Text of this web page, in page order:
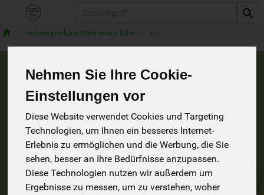
Nehmen Sie Ihre Cookie-
Einstellungen vor
Diese Website verwendet Cookies und Targeting
Technologien, um Ihnen ein besseres Internet-
Erlebnis zu ermöglichen und die Werbung, die Sie
sehen, besser an Ihre Bedürfnisse anzupassen.
Diese Technologien nutzen wir außerdem um
Ergebnisse zu messen, um zu verstehen, woher
Molkereiprodukte, Milchersatz & Eier
Eier
9
Hersteller Allergene